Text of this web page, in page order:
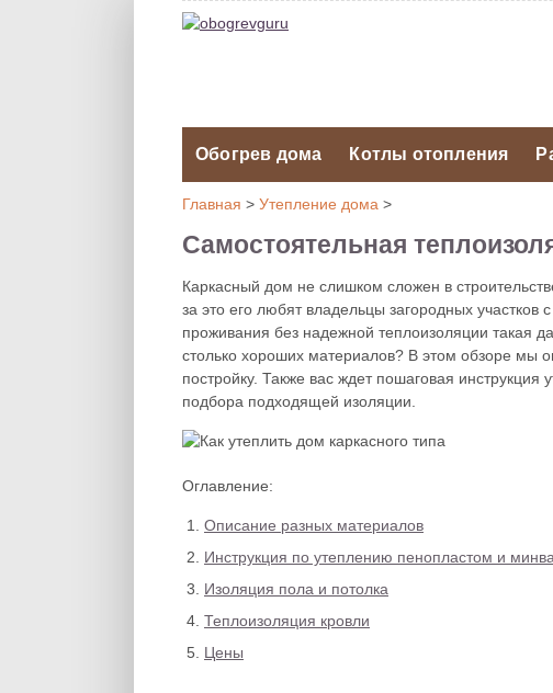
Обогрев дома Котлы отопления
Главная > Утепление дома >
Самостоятельная
Каркасный дом не слишком сложен в
за это его любят владельцы загородных
проживания без надежной теплоизоляции такая
столько хороших материалов? В этом обзоре мы
постройку. Также вас ждет пошаговая
подбора подходящей изоляции.
Оглавление:
Описание разных материалов
Инструкция по утеплению пенопластом и
Изоляция пола и потолка
Теплоизоляция кровли
Цены